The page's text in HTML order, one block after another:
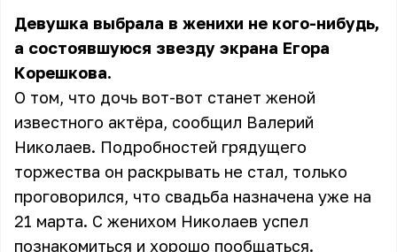
Девушка выбрала в женихи не кого-нибудь,
а состоявшуюся звезду экрана Егора
Корешкова.
О том, что дочь вот-вот станет женой
известного актёра, сообщил Валерий
Николаев. Подробностей грядущего
торжества он раскрывать не стал, только
проговорился, что свадьба назначена уже на
21 марта. С женихом Николаев успел
познакомиться и хорошо пообщаться.